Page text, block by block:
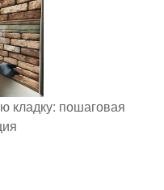
кладку: пошаговая